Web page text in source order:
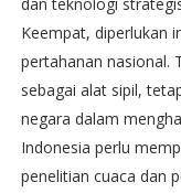
Keempat, diperlukan
pertahanan nasional.
sebagai alat sipil,
negara dalam
Indonesia perlu
penelitian cuaca dan